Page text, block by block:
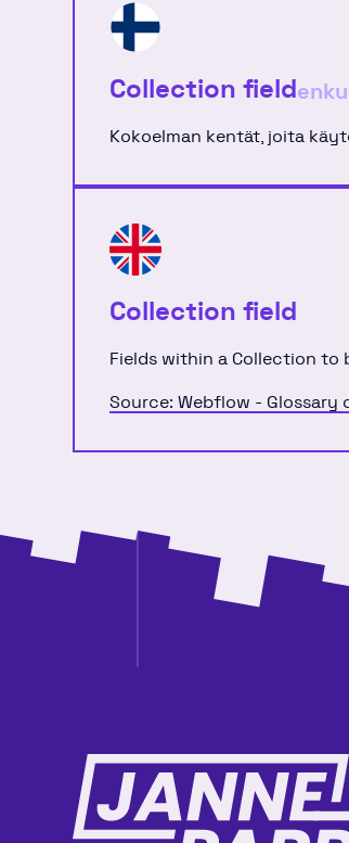
Collection field
Kokoelman kentät, joita
Collection field
Fields within a Collection to
Source: Webflow - Glossary